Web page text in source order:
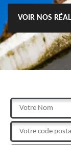
VOIR NOS